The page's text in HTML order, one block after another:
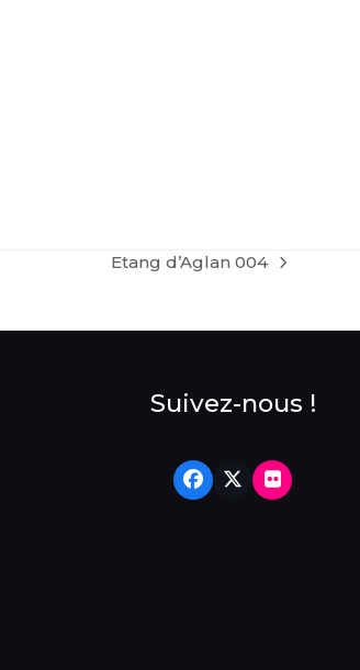
next
Etang d’Aglan 004
Suivez-nous !
Facebook
TwitterFlickr